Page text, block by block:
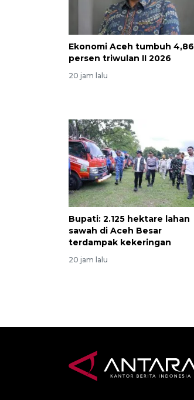
Ekonomi Aceh tumbuh 4,86
persen triwulan II 2026
20 jam lalu
Bupati: 2.125 hektare lahan
sawah di Aceh Besar
terdampak kekeringan
20 jam lalu